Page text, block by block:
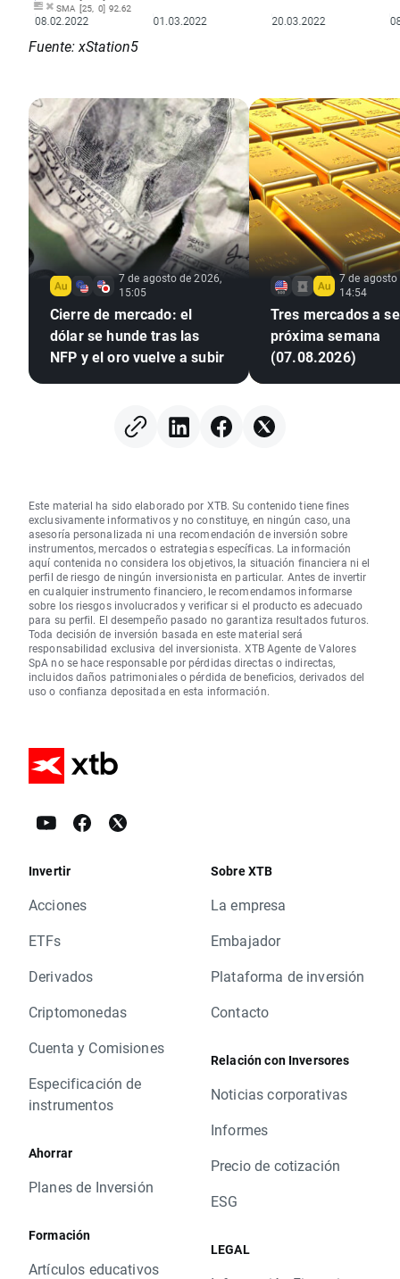
Fuente: xStation5
7 de agosto de 2026,
15:05
Cierre de mercado: el
dólar se hunde tras las
NFP y el oro vuelve a subir
7 de agosto
14:54
Tres mercados a
próxima semana
(07.08.2026)
Este material ha sido elaborado por XTB. Su contenido tiene fines
exclusivamente informativos y no constituye, en ningún caso, una
asesoría personalizada ni una recomendación de inversión sobre
instrumentos, mercados o estrategias específicas. La información
aquí contenida no considera los objetivos, la situación financiera ni el
perfil de riesgo de ningún inversionista en particular. Antes de invertir
en cualquier instrumento financiero, le recomendamos informarse
sobre los riesgos involucrados y verificar si el producto es adecuado
para su perfil. El desempeño pasado no garantiza resultados futuros.
Toda decisión de inversión basada en este material será
responsabilidad exclusiva del inversionista. XTB Agente de Valores
SpA no se hace responsable por pérdidas directas o indirectas,
incluidos daños patrimoniales o pérdida de beneficios, derivados del
uso o confianza depositada en esta información.
Invertir
Acciones
ETFs
Derivados
Criptomonedas
Cuenta y Comisiones
Especificación de
instrumentos
Ahorrar
Planes de Inversión
Formación
Artículos educativos
Sobre XTB
La empresa
Embajador
Plataforma de inversión
Contacto
Relación con Inversores
Noticias corporativas
Informes
Precio de cotización
ESG
LEGAL